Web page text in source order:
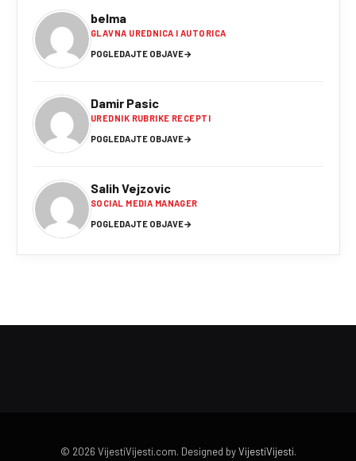
belma
GLAVNA UREDNICA I AUTORICA
POGLEDAJTE OBJAVE→
Damir Pasic
UREDNIK RUBRIKE RECEPTI
POGLEDAJTE OBJAVE→
Salih Vejzovic
SOCIAL MEDIA MANAGER
POGLEDAJTE OBJAVE→
© 2026 VijestiVijesti.com. Designed byVijestiVijesti.